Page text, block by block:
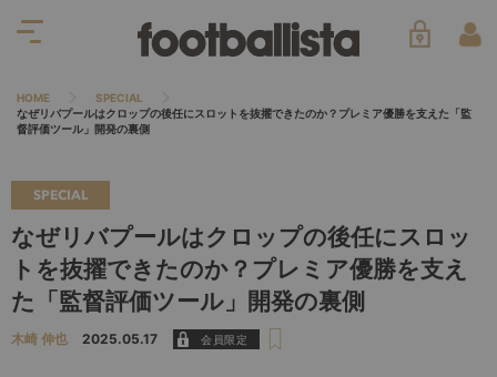
HOME
SPECIAL
なぜリバプールはクロップの後任にスロットを抜擢できたのか？プレミア優勝を支えた「監
督評価ツール」開発の裏側
SPECIAL
なぜリバプールはクロップの後任にスロッ
トを抜擢できたのか？プレミア優勝を支え
た「監督評価ツール」開発の裏側
木崎 伸也 2025.05.17